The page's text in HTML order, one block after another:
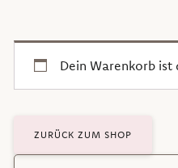
Dein Warenkorb ist
ZURÜCK ZUM SHOP